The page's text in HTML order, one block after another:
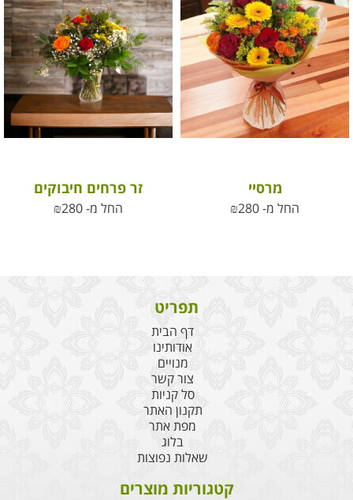
מרסיי
החל מ- ₪280
זר פרחים חיבוקים
החל מ- ₪280
תפריט
דף הבית
אודותינו
מנויים
צור קשר
סל קניות
תקנון האתר
מפת אתר
בלוג
שאלות נפוצות
קטגוריות מוצרים